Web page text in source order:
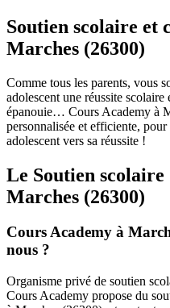
Soutien scolaire et
Marches (26300)
Comme tous les parents, vous
adolescent une réussite
épanouie… Cours Academy à
personnalisée et efficiente,
adolescent vers sa réussite !
Le Soutien
Marches (26300)
Cours Academy à
nous ?
Organisme privé de soutien
Cours Academy propose du